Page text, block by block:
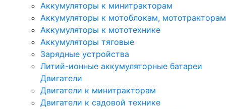
Аккумуляторы к минитракторам
Аккумуляторы к мотоблокам, мототракторам
Аккумуляторы к мототехнике
Аккумуляторы тяговые
Зарядные устройства
Литий-ионные аккумуляторные батареи
Двигатели
Двигатели к минитракторам
Двигатели к садовой технике